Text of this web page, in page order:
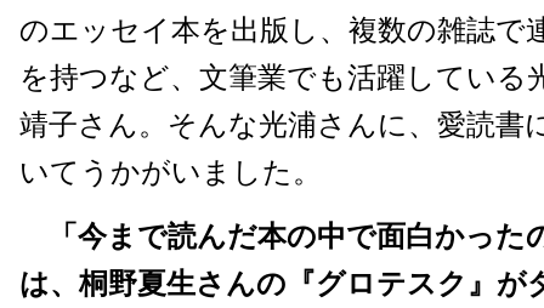
のエッセイ本を出版し、複数の雑誌で
を持つなど、文筆業でも活躍している
靖子さん。そんな光浦さんに、愛読書
いてうかがいました。
「今まで読んだ本の中で面白かった
は、桐野夏生さんの『グロテスク』が